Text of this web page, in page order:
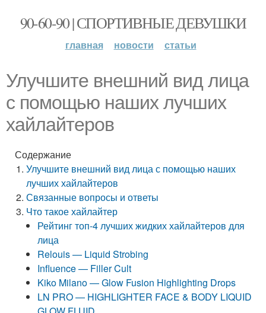
90-60-90 | СПОРТИВНЫЕ ДЕВУШКИ
главная новости статьи
Улучшите внешний вид лица
с помощью наших лучших
хайлайтеров
Содержание
Улучшите внешний вид лица с помощью наших
лучших хайлайтеров
Связанные вопросы и ответы
Что такое хайлайтер
Рейтинг топ-4 лучших жидких хайлайтеров для
лица
Relouis — Liquid Strobing
Influence — Filler Cult
Kiko Milano — Glow Fusion Highlighting Drops
LN PRO — HIGHLIGHTER FACE & BODY LIQUID